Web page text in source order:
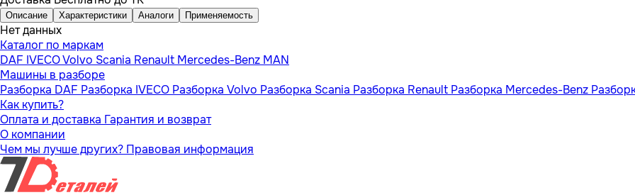
Описание Характеристики Аналоги Применяемость
Нет данных
Каталог по маркам
DAF IVECOVolvo Scania Renault Mercedes-Benz MAN
Машины в разборе
Разборка DAF Разборка IVECO Разборка Volvo Разборка Scania Разборка Renault Разборка Mercedes-Benz
Как купить?
Оплата и доставка Гарантия и возврат
О компании
Чем мы лучше других? Правовая информация